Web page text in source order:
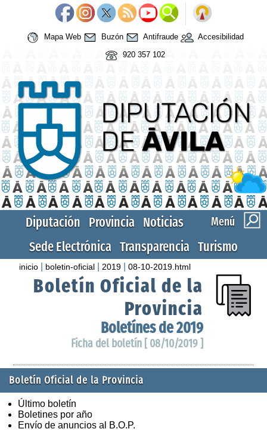
Mapa Web Buzón Antifraude
Accesibilidad
920 357 102
Menú
Diputación Provincia Noticias
Sede Electrónica Transparencia Turismo
inicio boletin-oficial 2019 |08-10-2019.html
Boletín Oficial de la
Provincia
Boletínes de 2019
Ficha del boletín [ 08/10/2019 ]
Boletín Oficial de la Provincia
Último boletín
Boletines por año
Envío de anuncios al B.O.P.